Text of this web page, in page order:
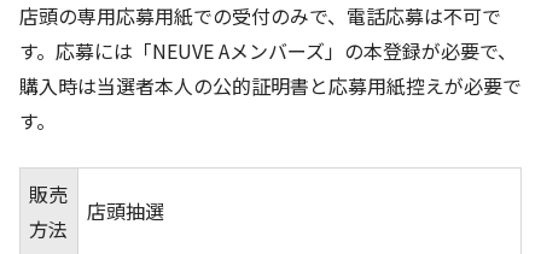
店頭の専用応募用紙での受付のみで、電話応募は不可で
す。応募には「NEUVE Aメンバーズ」の本登録が必要で、
購入時は当選者本人の公的証明書と応募用紙控えが必要で
す。
販売
方法
店頭抽選